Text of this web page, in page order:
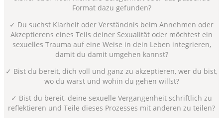
Format dazu gefunden?
✓ Du suchst Klarheit oder Verständnis beim Annehmen oder
Akzeptierens eines Teils deiner Sexualität oder möchtest ein
sexuelles Trauma auf eine Weise in dein Leben integrieren,
damit du damit umgehen kannst?
✓ Bist du bereit, dich voll und ganz zu akzeptieren, wer du bist,
wo du warst und wohin du gehen willst?
✓ Bist du bereit, deine sexuelle Vergangenheit schriftlich zu
reflektieren und Teile dieses Prozesses mit anderen zu teilen?